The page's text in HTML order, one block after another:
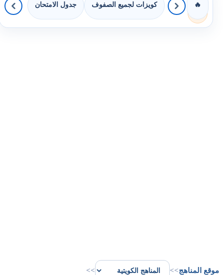
🔥 كويزات لجميع الصفوف جدول الامتحان
موقع المناهج>>
>>